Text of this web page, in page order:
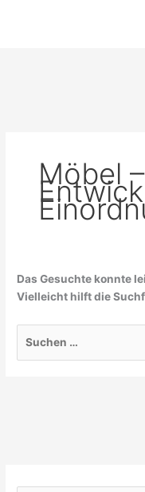
Möbel
Das Gesuchte konnte
Vielleicht hilft die